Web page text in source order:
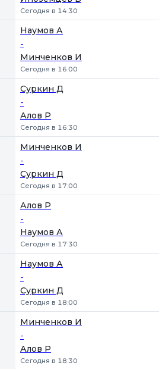
Сегодня в 14:30
Наумов А
-
Минченков И
Сегодня в 16:00
Суркин Д
-
Алов Р
Сегодня в 16:30
Минченков И
-
Суркин Д
Сегодня в 17:00
Алов Р
-
Наумов А
Сегодня в 17:30
Наумов А
-
Суркин Д
Сегодня в 18:00
Минченков И
-
Алов Р
Сегодня в 18:30